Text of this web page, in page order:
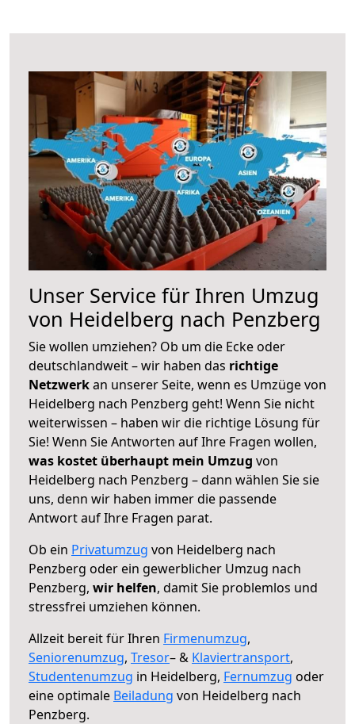
Unser Service für Ihren Umzug
von Heidelberg nach Penzberg
Sie wollen umziehen? Ob um die Ecke oder
deutschlandweit – wir haben das richtige
Netzwerkan unserer Seite, wenn es Umzüge von
Heidelberg nach Penzberg geht! Wenn Sie nicht
weiterwissen – haben wir die richtige Lösung für
Sie! Wenn Sie Antworten auf Ihre Fragen wollen,
was kostet überhaupt mein Umzug von
Heidelberg nach Penzberg – dann wählen Sie sie
uns, denn wir haben immer die passende
Antwort auf Ihre Fragen parat.
Ob ein Privatumzug von Heidelberg nach
Penzberg oder ein gewerblicher Umzug nach
Penzberg, wir helfen, damit Sie problemlos und
stressfrei umziehen können.
Allzeit bereit für Ihren Firmenumzug,
Seniorenumzug, Tresor– & Klaviertransport,
Studentenumzug in Heidelberg, Fernumzug oder
eine optimale Beiladung von Heidelberg nach
Penzberg.